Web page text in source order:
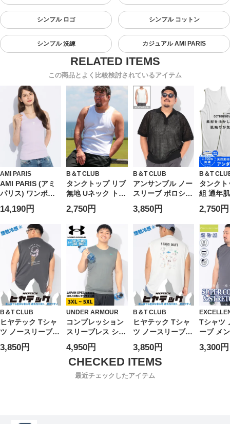
シンプル ロゴ シンプル コットン
シンプル 洗練 カジュアル AMI PARIS
この商品とよく比較検討されているアイテム
AMI PARIS
AMI PARIS (アミ
パリス) ワンポイ
ント Uネック タン
クトップ
AMLFTK160JE11
7 レディース
14,190円
B＆T CLUB
タンクトップ リブ
無地 Uネック トッ
プス インナー 肌
着 ノースリーブ
大きいサイズ メン
ズ
2,750円
B＆T CLUB
アンサンブル ノー
スリーブ ポロシャ
ツ 半袖 メンズ 大
きいサイズ シアー
半袖 ポロシャツ×
ワッフルタンクト
ップ 2枚セット ト
ップス 2枚組 カッ
トソー セット ノ
ースリーブ レイヤ
ード 無地 春 夏
3,850円
B＆T
タンク
組 通年
100％ U
ンダー
ズ メン
CLUB
ティーク
INALL
2,750円
B＆T CLUB
ヒヤテック Tシャ
ツ ノースリーブ
ICE メンズ 大きい
サイズ ヒヤテック
3,850円
UNDER ARMOUR
コンプレッション
スリーブレス シャ
ツ メンズ 大きい
サイズ UA COOL
アイソチル ノース
リーブ シャツ ト
ップス タンクトッ
4,950円
B＆T CLUB
ヒヤテック Tシャ
ツ ノースリーブ
SUNNY メンズ 大
きいサイズ ヒヤテ
ック 冷感ポンチ
バックプリント ク
ルーネック トップ
3,850円
Tシャツ
ーブ メ
いサイ
ベア天
3,300円
最近チェックしたアイテム